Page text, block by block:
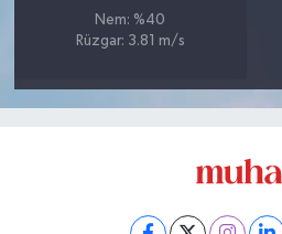
Nem: %40
Rüzgar: 3.81 m/s